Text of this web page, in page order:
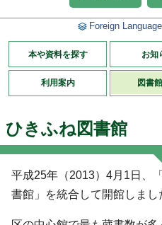
Foreign Language
本や資料を探す お知
利用案内 図書
ひきふね図書館
平成25年（2013）4月1日、
書館」を統合して開館しまし